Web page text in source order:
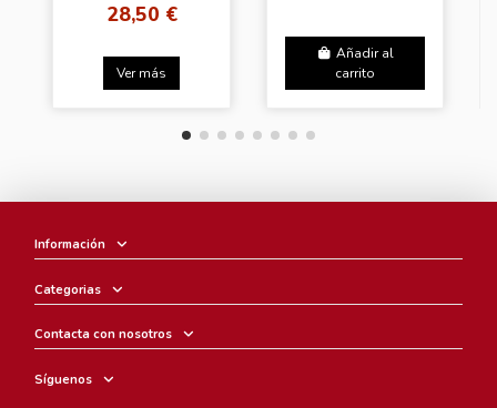
28,50 €
Ver más
Añadir al
carrito
Información
Categorias
Contacta con nosotros
Síguenos